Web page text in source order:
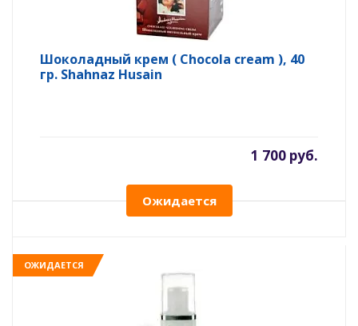
Шоколадный крем ( Chocola cream ), 40
гр. Shahnaz Husain
1 700 руб.
Ожидается
ОЖИДАЕТСЯ